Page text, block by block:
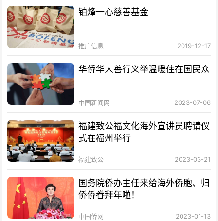
铂烽一心慈善基金
推广信息 2019-12-17
华侨华人善行义举温暖住在国民众
中国新闻网 2023-07-06
福建致公福文化海外宣讲员聘请仪
式在福州举行
福建致公 2023-03-21
国务院侨办主任来给海外侨胞、归
侨侨眷拜年啦！
中国侨网 2023-01-13